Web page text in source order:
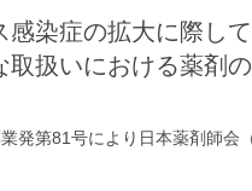
感染症の拡大に際し
取扱いにおける薬剤
発第81号により日本薬剤師